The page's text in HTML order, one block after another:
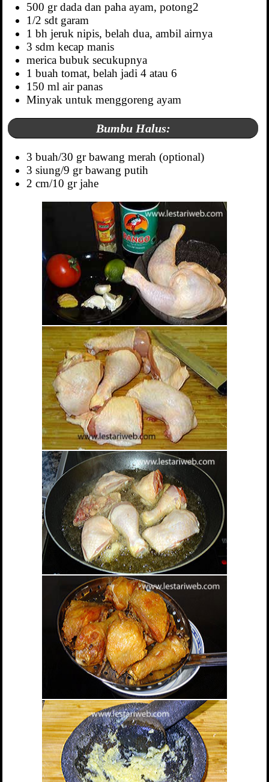
500 gr dada dan paha ayam, potong2
1/2 sdt garam
1 bh jeruk nipis, belah dua, ambil airnya
3 sdm kecap manis
merica bubuk secukupnya
1 buah tomat, belah jadi 4 atau 6
150 ml air panas
Minyak untuk menggoreng ayam
Bumbu Halus:
3 buah/30 gr bawang merah (optional)
3 siung/9 gr bawang putih
2 cm/10 gr jahe